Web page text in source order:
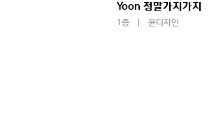
Yoon 정말가지가지
1종 윤디자인